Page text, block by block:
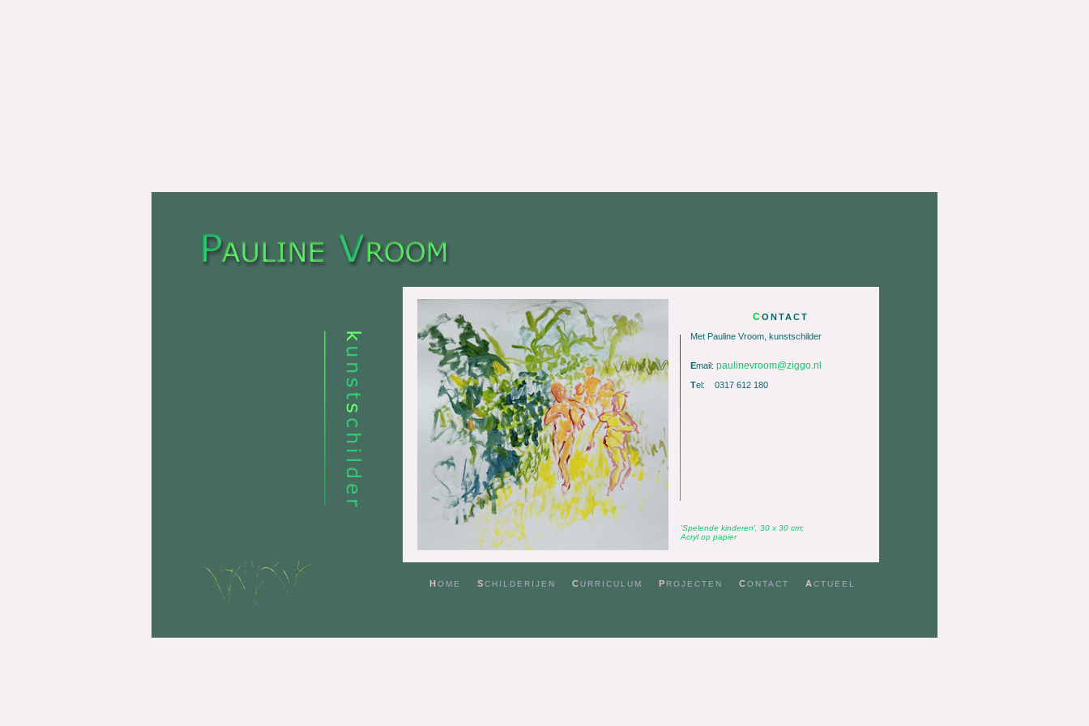
CONTACT
Met Pauline Vroom, kunstschilder
Email: paulinevroom@ziggo.nl
Tel: 0317 612 180
'Spelende kinderen', 30 x 30 cm;
Acryl op papier
HOME SCHILDERIJEN CURRICULUM P ROJECTEN CONTACT A CTUEEL